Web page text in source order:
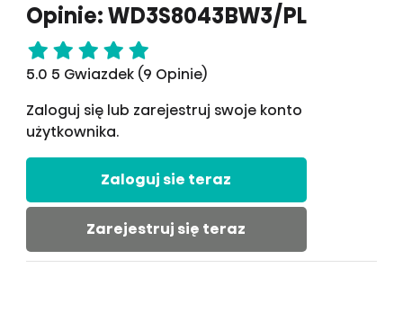
Opinie: WD3S8043BW3/PL
5.0 5 Gwiazdek (9 Opinie)
Zaloguj się lub zarejestruj swoje konto
użytkownika.
Zaloguj sie teraz
Zarejestruj się teraz